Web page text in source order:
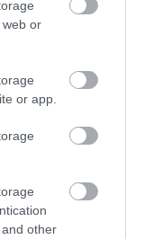
web or
or app.
other
Egyben!